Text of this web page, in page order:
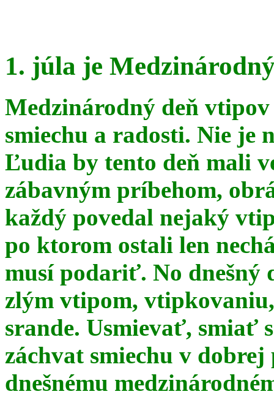
1. júla je
Medzinárodný deň
smiechu a radosti. Nie je
Ľudia by tento deň mali
zábavným príbehom,
každý povedal nejaký
po ktorom ostali len
musí podariť. No dnešný
zlým vtipom,
srande. Usmievať, smiať
záchvat smiechu v
dnešnému